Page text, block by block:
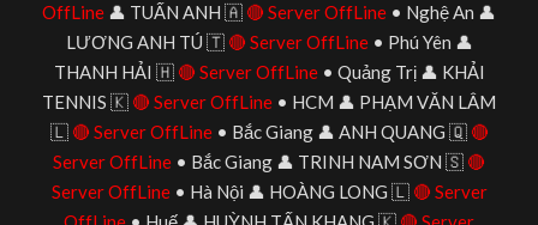
OffLine 👤 TUẤN ANH 🇦 🔴 Server OffLine • Nghệ An 👤
LƯƠNG ANH TÚ 🇹 🔴 Server OffLine• Phú Yên 👤
THANH HẢI 🇭 🔴 Server OffLine• Quảng Trị 👤 KHẢI
TENNIS 🇰 🔴 Server OffLine • HCM 👤 PHẠM VĂN LÂM
🇱 🔴 Server OffLine• Bắc Giang 👤 ANH QUANG 🇶 🔴
Server OffLine • Bắc Giang 👤 TRINH NAM SƠN 🇸 🔴
Server OffLine• Hà Nội 👤 HOÀNG LONG 🇱 🔴 Server